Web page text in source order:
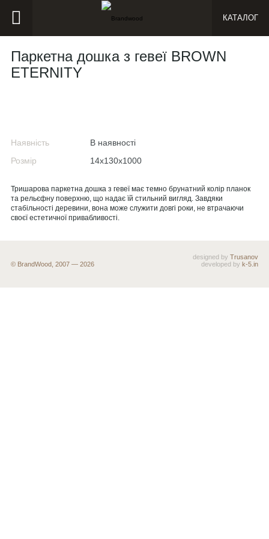
КАТАЛОГ
Паркетна дошка з гевеї BROWN
ETERNITY
Наявність
В наявності
Розмір
14х130х1000
Тришарова паркетна дошка з гевеї має темно брунатний колір планок
та рельєфну поверхню, що надає їй стильний вигляд. Завдяки
стабільності деревини, вона може служити довгі роки, не втрачаючи
своєї естетичної привабливості.
© BrandWood, 2007 — 2026
designed byTrusanov
developed byk-5.in